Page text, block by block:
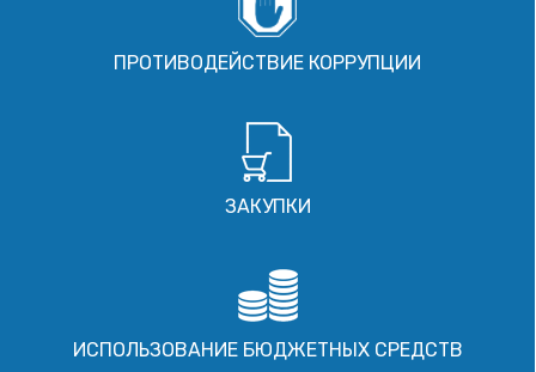
ПРОТИВОДЕЙСТВИЕ КОРРУПЦИИ
ЗАКУПКИ
ИСПОЛЬЗОВАНИЕ БЮДЖЕТНЫХ СРЕДСТВ